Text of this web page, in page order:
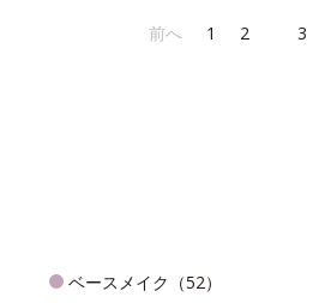
前へ 1 2 3
ベースメイク（52）